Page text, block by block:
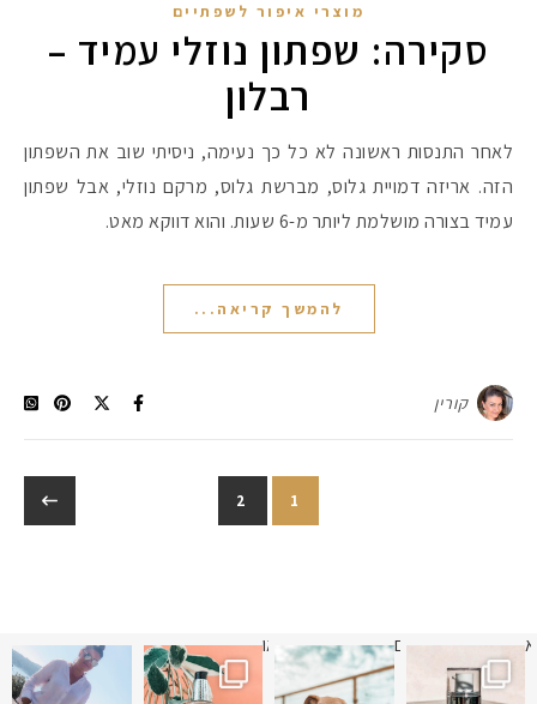
מוצרי איפור לשפתיים
סקירה: שפתון נוזלי עמיד –
רבלון
לאחר התנסות ראשונה לא כל כך נעימה, ניסיתי שוב את השפתון
הזה. אריזה דמויית גלוס, מברשת גלוס, מרקם נוזלי, אבל שפתון
עמיד בצורה מושלמת ליותר מ-6 שעות. והוא דווקא מאט.
להמשך קריאה...
קורין
1
2
תמונה כבר חודשיים
איזו אהבתם יותר? הראשונה או